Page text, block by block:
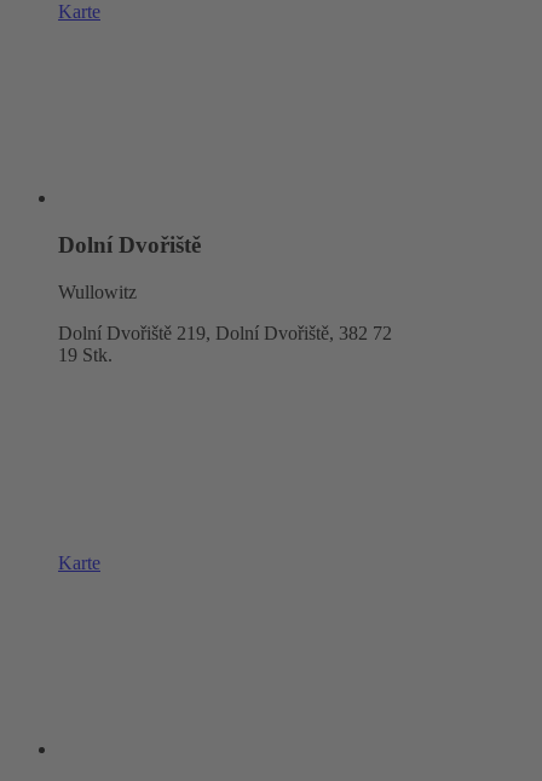
Karte
Dolní Dvořiště
Wullowitz
Dolní Dvořiště 219, Dolní Dvořiště, 382 72
19 Stk.
Karte